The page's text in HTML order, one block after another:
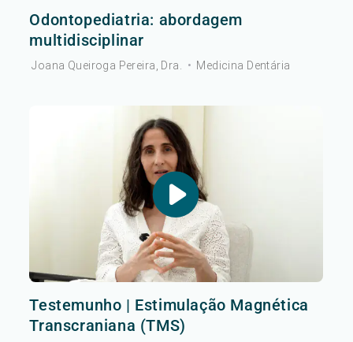
Odontopediatria: abordagem
multidisciplinar
Joana Queiroga Pereira, Dra. • Medicina Dentária
Testemunho | Estimulação Magnética
Transcraniana (TMS)